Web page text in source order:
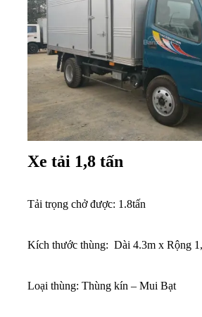
Xe tải 1,8 tấn
Tải trọng chở được: 1.8tấn
Kích thước thùng: Dài 4.3m x Rộng
Loại thùng: Thùng kín – Mui Bạt